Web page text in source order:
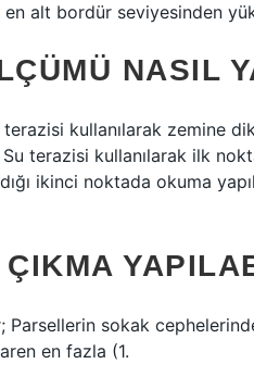
alt bordür seviyesinden
NASIL
kullanılarak zemine
terazisi kullanılarak ilk
ikinci noktada okuma
Parsellerin sokak
en fazla (1.